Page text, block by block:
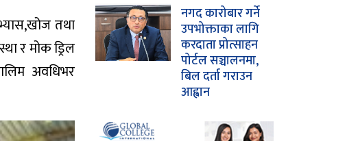
तथा
र मोक ड्रिल
अवधिभर
नगद कारोबार गर्ने
उपभोक्ताका लागि
करदाता प्रोत्साहन
पोर्टल सञ्चालनमा,
बिल दर्ता गराउन
आह्वान